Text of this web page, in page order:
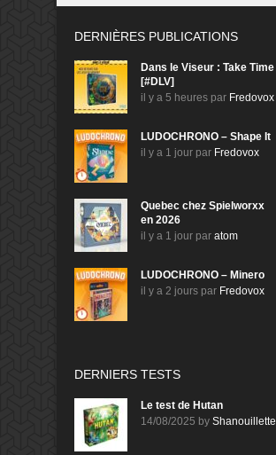
DERNIÈRES PUBLICATIONS
Dans le Viseur : Take Time
[#DLV]
il y a 5 heures par Fredovox
LUDOCHRONO – Shape It
il y a 1 jour par Fredovox
Quebec chez Spielworxx
en 2026
il y a 1 jour par atom
LUDOCHRONO – Minero
il y a 2 jours par Fredovox
DERNIERS TESTS
Le test de Hutan
14/08/2025 by Shanouillette